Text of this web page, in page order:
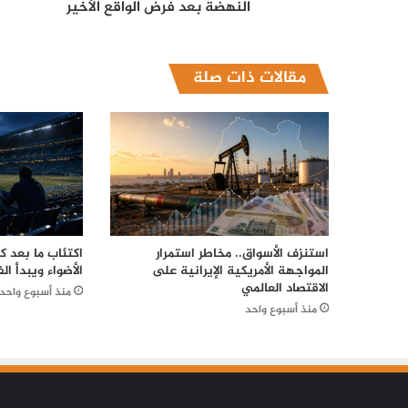
النهضة بعد فرض الواقع الأخير
مقالات ذات صلة
استنزف الأسواق.. مخاطر استمرار
المواجهة الأمريكية الإيرانية على
الاقتصاد العالمي
منذ أسبوع واحد
اكتئاب ما
الأضواء ويبدأ
منذ أسبوع واحد